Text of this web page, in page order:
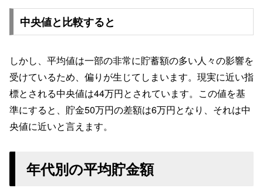
中央値と比較すると
しかし、平均値は一部の非常に貯蓄額の多い人々の影響を
受けているため、偏りが生じてしまいます。現実に近い指
標とされる中央値は44万円とされています。この値を基
準にすると、貯金50万円の差額は6万円となり、それは中
央値に近いと言えます。
年代別の平均貯金額